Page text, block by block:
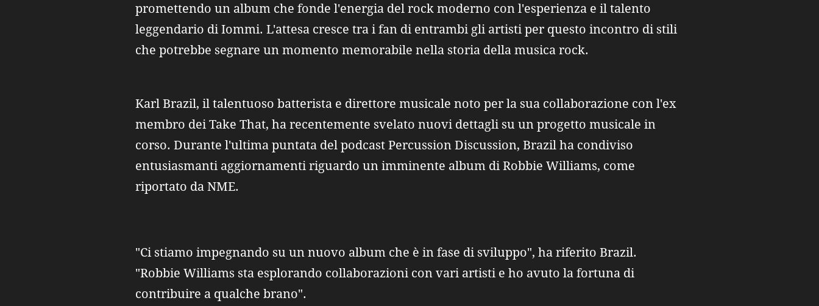
promettendo un album che fonde l'energia del rock moderno con l'esperienza e il talento
leggendario di Iommi. L'attesa cresce tra i fan di entrambi gli artisti per questo incontro di stili
che potrebbe segnare un momento memorabile nella storia della musica rock.
Karl Brazil, il talentuoso batterista e direttore musicale noto per la sua collaborazione con l'ex
membro dei Take That, ha recentemente svelato nuovi dettagli su un progetto musicale in
corso. Durante l'ultima puntata del podcast Percussion Discussion, Brazil ha condiviso
entusiasmanti aggiornamenti riguardo un imminente album di Robbie Williams, come
riportato da NME.
"Ci stiamo impegnando su un nuovo album che è in fase di sviluppo", ha riferito Brazil.
"Robbie Williams sta esplorando collaborazioni con vari artisti e ho avuto la fortuna di
contribuire a qualche brano".